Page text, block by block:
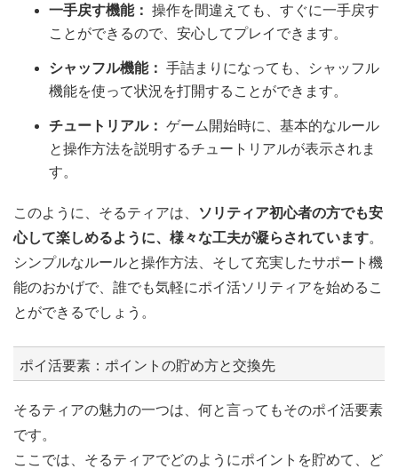
一手戻す機能： 操作を間違えても、すぐに一手戻す
ことができるので、安心してプレイできます。
シャッフル機能： 手詰まりになっても、シャッフル
機能を使って状況を打開することができます。
チュートリアル： ゲーム開始時に、基本的なルール
と操作方法を説明するチュートリアルが表示されま
す。
このように、そるティアは、
ソリティア初心者の方でも安
心して楽しめるように、様々な工夫が凝らされています。
シンプルなルールと操作方法、そして充実したサポート機
能のおかげで、誰でも気軽にポイ活ソリティアを始めるこ
とができるでしょう。
ポイ活要素：ポイントの貯め方と交換先
そるティアの魅力の一つは、何と言ってもそのポイ活要素
です。
ここでは、そるティアでどのようにポイントを貯めて、ど